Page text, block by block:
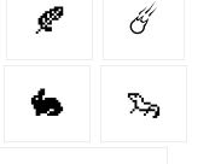
🍂 ☄️
🐇 🦦